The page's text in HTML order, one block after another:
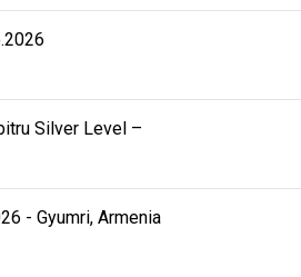
Silver Level –
- Gyumri, Armenia